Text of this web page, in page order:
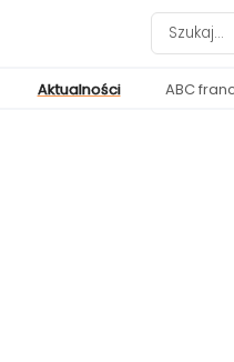
Aktualności ABC